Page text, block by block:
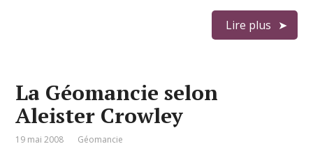
Lire plus
La Géomancie selon
Aleister Crowley
19 mai 2008 Géomancie